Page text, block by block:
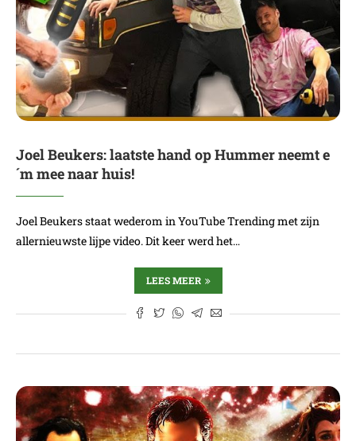
Joel Beukers: laatste hand op Hummer neemt e
´m mee naar huis!
Joel Beukers staat wederom in YouTube Trending met zijn
allernieuwste lijpe video. Dit keer werd het…
LEES MEER